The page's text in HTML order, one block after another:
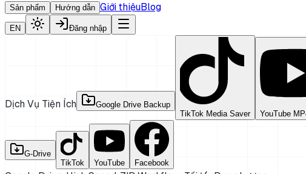
Sản phẩm Hướng dẫn Giới thiệuBlog
EN Đăng nhập
Dịch Vụ Tiện Ích
Google Drive Backup
TikTok Media Saver
YouTube
G-Drive
TikTok
YouTube Facebook